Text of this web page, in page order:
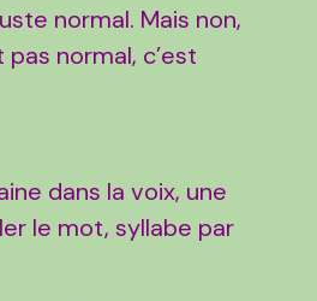
normal. Mais non,
normal, c’est
dans la voix, une
le mot, syllabe par